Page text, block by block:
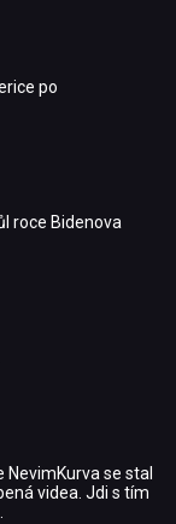
po
roce Bidenova
NevimKurva se stal
videa. Jdi s tím